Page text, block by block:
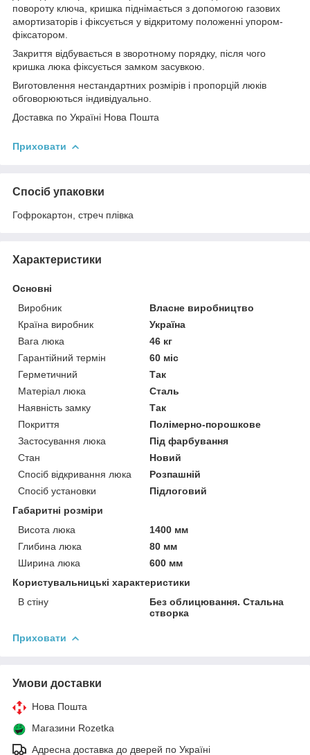
повороту ключа, кришка піднімається з допомогою газових
амортизаторів і фіксується у відкритому положенні упором-
фіксатором.
Закриття відбувається в зворотному порядку, після чого
кришка люка фіксується замком засувкою.
Виготовлення нестандартних розмірів і пропорцій люків
обговорюються індивідуально.
Доставка по Україні Нова Пошта
Приховати
Спосіб упаковки
Гофрокартон, стреч плівка
Характеристики
Основні
Виробник
Власне виробництво
Країна виробник
Україна
Вага люка
46 кг
Гарантійний термін
60 міс
Герметичний
Так
Матеріал люка
Сталь
Наявність замку
Так
Покриття
Полімерно-порошкове
Застосування люка
Під фарбування
Стан
Новий
Спосіб відкривання люка
Розпашній
Спосіб установки
Підлоговий
Габаритні розміри
Висота люка
1400 мм
Глибина люка
80 мм
Ширина люка
600 мм
Користувальницькі характеристики
В стіну
Без облицювання. Стальна
створка
Приховати
Умови доставки
Нова Пошта
Магазини Rozetka
Адресна доставка до дверей по Україні